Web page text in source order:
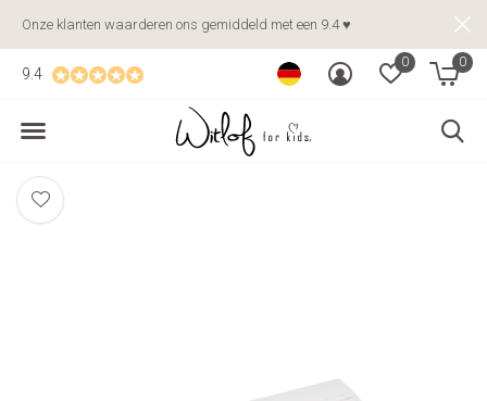
0 0
9.4
Onze klanten waarderen ons gemiddeld met een 9.4 ♥